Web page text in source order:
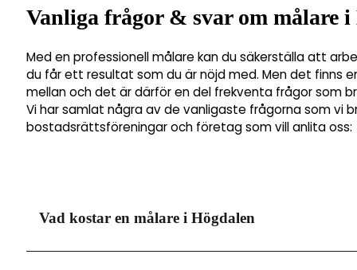
Vanliga frågor & svar om målare i
Med en professionell målare kan du säkerställa att
du får ett resultat som du är nöjd med. Men det finns
mellan och det är därför en del frekventa frågor som
Vi har samlat några av de vanligaste frågorna som vi
bostadsrättsföreningar och företag som vill anlita oss:
Vad kostar en målare i Högdalen